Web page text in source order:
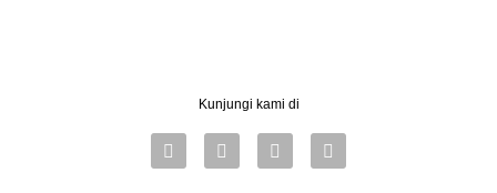
Kunjungi kami di